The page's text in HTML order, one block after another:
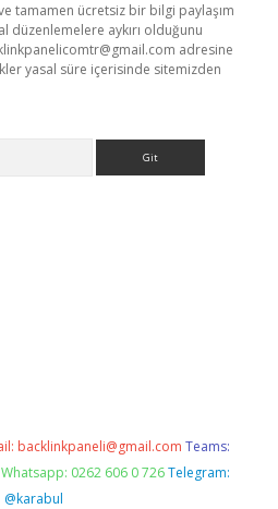
tamamen ücretsiz bir bilgi paylaşım
düzenlemelere aykırı olduğunu
adresine
yasal süre içerisinde sitemizden
backlinkpaneli@gmail.com Teams:
Whatsapp: 0262 606 0 726 Telegram:
@karabul